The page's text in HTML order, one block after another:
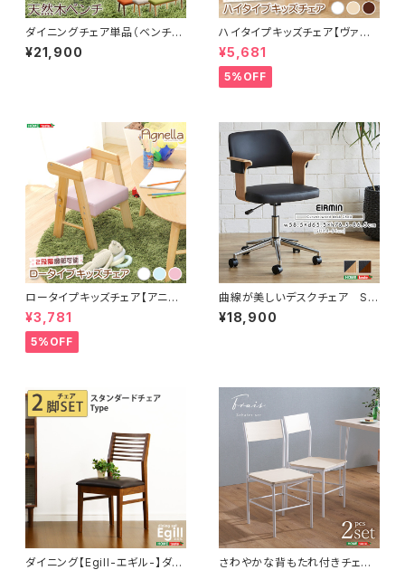
ダイニングチェア単品（ベンチ）
ナチュラルロータイプ 木製
アッシュ材｜Risum-リスム-
¥21,900
ハイタイプキッズチェア【ヴァレ
リオ-VALERIO-】（キッズ チェ
ア 椅子）
¥5,681
5%OFF
ロータイプキッズチェア【アニェ
ラ-AGNELLA -】（キッズ チェ
ア 椅子）
¥3,781
5%OFF
曲線が美しいデスクチェア SH
-23-KDW
¥18,900
ダイニング【Egill-エギル-】ダイ
さわやかな背もたれ付きチェア2